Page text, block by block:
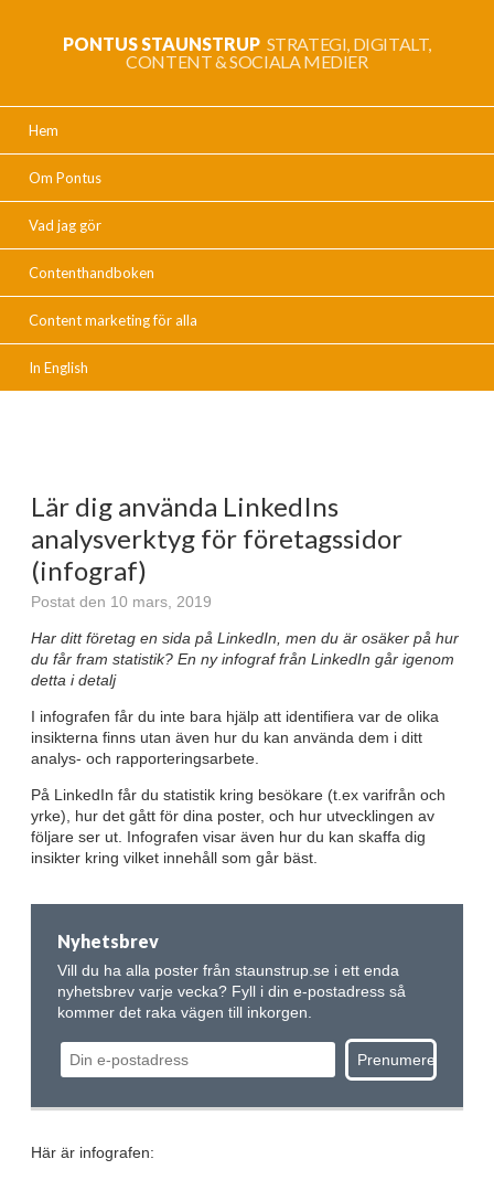
PONTUS STAUNSTRUP STRATEGI, DIGITALT,
CONTENT & SOCIALA MEDIER
Hem
Om Pontus
Vad jag gör
Contenthandboken
Content marketing för alla
In English
Lär dig använda LinkedIns
analysverktyg för företagssidor
(infograf)
Postat den 10 mars, 2019
Har ditt företag en sida på LinkedIn, men du är osäker på hur
du får fram statistik? En ny infograf från LinkedIn går igenom
detta i detalj
I infografen får du inte bara hjälp att identifiera var de olika
insikterna finns utan även hur du kan använda dem i ditt
analys- och rapporteringsarbete.
På LinkedIn får du statistik kring besökare (t.ex varifrån och
yrke), hur det gått för dina poster, och hur utvecklingen av
följare ser ut. Infografen visar även hur du kan skaffa dig
insikter kring vilket innehåll som går bäst.
Nyhetsbrev
Vill du ha alla poster från staunstrup.se i ett enda
nyhetsbrev varje vecka? Fyll i din e-postadress så
kommer det raka vägen till inkorgen.
Här är infografen: